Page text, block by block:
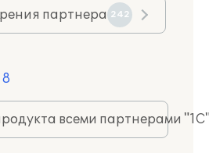
партнера 242
всеми партнерами